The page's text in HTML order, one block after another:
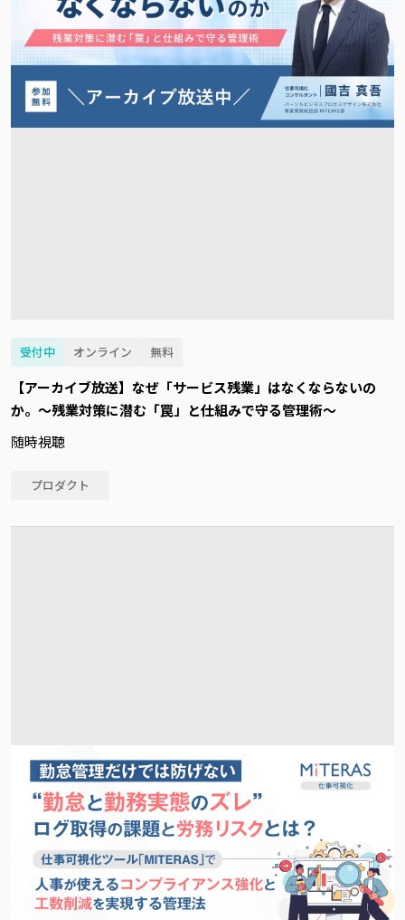
受付中 オンライン 無料
【アーカイブ放送】なぜ「サービス残業」はなくならないの
か。～残業対策に潜む「罠」と仕組みで守る管理術～
随時視聴
プロダクト